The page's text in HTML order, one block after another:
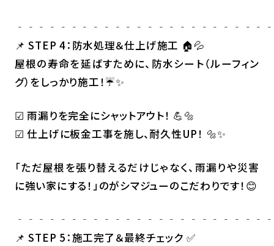
📌 STEP 4：防水処理＆仕上げ施工 🏠💦
屋根の寿命を延ばすために、防水シート（ルーフィン
グ）をしっかり施工！☔✨
☑ 雨漏りを完全にシャットアウト！ 💪🔩
☑ 仕上げに板金工事を施し、耐久性UP！ 🔩✨
「ただ屋根を張り替えるだけじゃなく、雨漏りや災害
に強い家にする！」のがシマジューのこだわりです！😊
📌 STEP 5：施工完了＆最終チェック ✅